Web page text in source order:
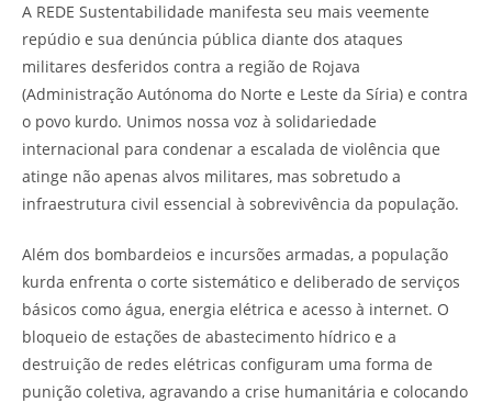
A REDE Sustentabilidade manifesta seu mais veemente
repúdio e sua denúncia pública diante dos ataques
militares desferidos contra a região de Rojava
(Administração Autónoma do Norte e Leste da Síria) e contra
o povo kurdo. Unimos nossa voz à solidariedade
internacional para condenar a escalada de violência que
atinge não apenas alvos militares, mas sobretudo a
infraestrutura civil essencial à sobrevivência da população.
Além dos bombardeios e incursões armadas, a população
kurda enfrenta o corte sistemático e deliberado de serviços
básicos como água, energia elétrica e acesso à internet. O
bloqueio de estações de abastecimento hídrico e a
destruição de redes elétricas configuram uma forma de
punição coletiva, agravando a crise humanitária e colocando